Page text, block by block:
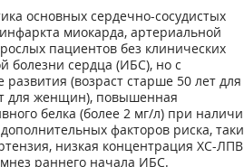
основных сердечно-сосудистых
миокарда, артериальной
пациентов без клинических
болезни сердца (ИБС), но с
(возраст старше 50 лет для
для женщин), повышенная
белка (более 2 мг/л) при
факторов риска,
низкая концентрация ХС-
раннего начала ИБС.